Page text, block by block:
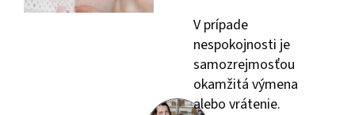
V prípade
nespokojnosti je
samozrejmosťou
okamžitá výmena
alebo vrátenie.